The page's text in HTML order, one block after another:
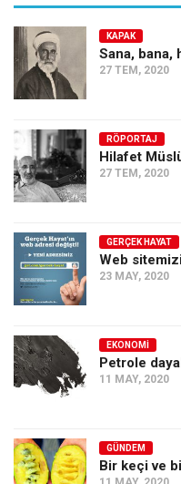
Kategoriler
Kültür Sanat
Kitap
Karisi kitap sualleri
7 soruda bu hafta
Ekonomi
Spor
Sağlık
Gıda-Beslenme
Türkiye
Siyaset
Dünya
Asya
KAPAK
Sana, bana,
27 TEM, 2020
RÖPORTAJ
Hilafet
27 TEM, 2020
GERÇEK HAYAT
Web
23 MAY, 2020
EKONOMI
Petrole
11 MAY, 2020
GÜNDEM
Bir keçi ve